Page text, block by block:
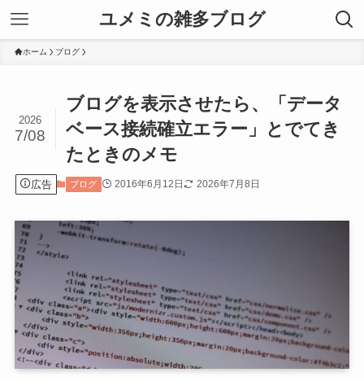
ユメミの雑多ブログ
ホーム ブログ
ブログを表示させたら、「データ
ベース接続確立エラー」とでてき
たときのメモ
2026
7/08
広告 ブログ 2016年6月12日 2026年7月8日